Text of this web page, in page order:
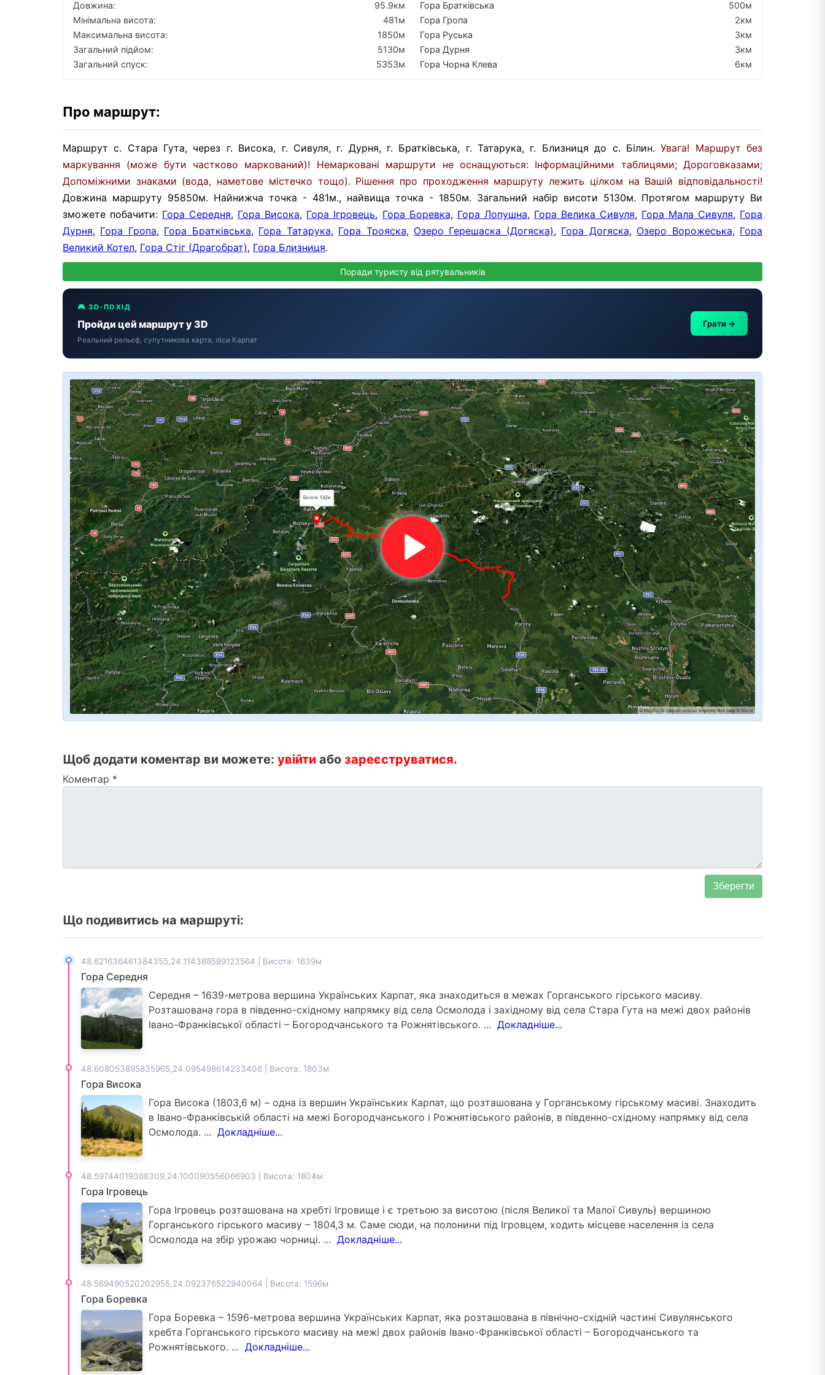
Довжина:
95.9км
Мінімальна висота:
481м
Максимальна висота:
1850м
Загальний підйом:
5130м
Загальний спуск:
5353м
Гора Братківська
500м
Гора Гропа
2км
Гора Руська
3км
Гора Дурня
3км
Гора Чорна Клева
6км
Про маршрут:
Маршрут с. Стара Гута, через г. Висока, г. Сивуля, г. Дурня, г. Братківська, г. Татарука, г. Близниця до с. Білин.Увага! Маршрут без
маркування (може бути частково маркований)! Немарковані маршрути не оснащуються: Інформаційними таблицями; Дороговказами;
Допоміжними знаками (вода, наметове містечко тощо). Рішення про проходження маршруту лежить цілком на Вашій відповідальності!
Довжина маршруту 95850м. Найнижча точка - 481м., найвища точка - 1850м. Загальний набір висоти 5130м. Протягом маршруту Ви
зможете побачити: Гора Середня, Гора Висока, Гора Ігровець, Гора Боревка, Гора Лопушна, Гора Велика Сивуля, Гора Мала Сивуля, Гора
Дурня, Гора Гропа, Гора Братківська, Гора Татарука, Гора Трояска, Озеро Герешаска (Догяска), Гора Догяска, Озеро Ворожеська, Гора
Великий Котел, Гора Стіг (Драгобрат), Гора Близниця.
Поради туристу від рятувальників
🎮 3D-ПОХІД
Пройди цей маршрут у 3D
Реальний рельєф, супутникова карта, ліси Карпат
Грати →
Щоб додати коментар ви можете: увійти або зареєструватися.
Коментар *
Що подивитись на маршруті:
48.621636461384355,24.114388589123564 | Висота: 1639м
Гора Середня
Середня – 1639-метрова вершина Українських Карпат, яка знаходиться в межах Горганського гірського масиву.
Розташована гора в південно-східному напрямку від села Осмолода і західному від села Стара Гута на межі двох районів
Івано-Франківської області – Богородчанського та Рожнятівського. ... Докладніше...
48.608053895835965,24.095498614233406 | Висота: 1803м
Гора Висока
Гора Висока (1803,6 м) – одна із вершин Українських Карпат, що розташована у Горганському гірському масиві. Знаходить
в Івано-Франківській області на межі Богородчанського і Рожнятівського районів, в південно-східному напрямку від села
Осмолода. ... Докладніше...
48.59744019368309,24.100090556066903 | Висота: 1804м
Гора Ігровець
Гора Ігровець розташована на хребті Ігровище і є третьою за висотою (після Великої та Малої Сивуль) вершиною
Горганського гірського масиву – 1804,3 м. Саме сюди, на полонини під Ігровцем, ходить місцеве населення із села
Осмолода на збір урожаю чорниці. ... Докладніше...
48.569490520202955,24.092376522940064 | Висота: 1596м
Гора Боревка
Гора Боревка – 1596-метрова вершина Українських Карпат, яка розташована в північно-східній частині Сивулянського
хребта Горганського гірського масиву на межі двох районів Івано-Франківської області – Богородчанського та
Рожнятівського. ... Докладніше...